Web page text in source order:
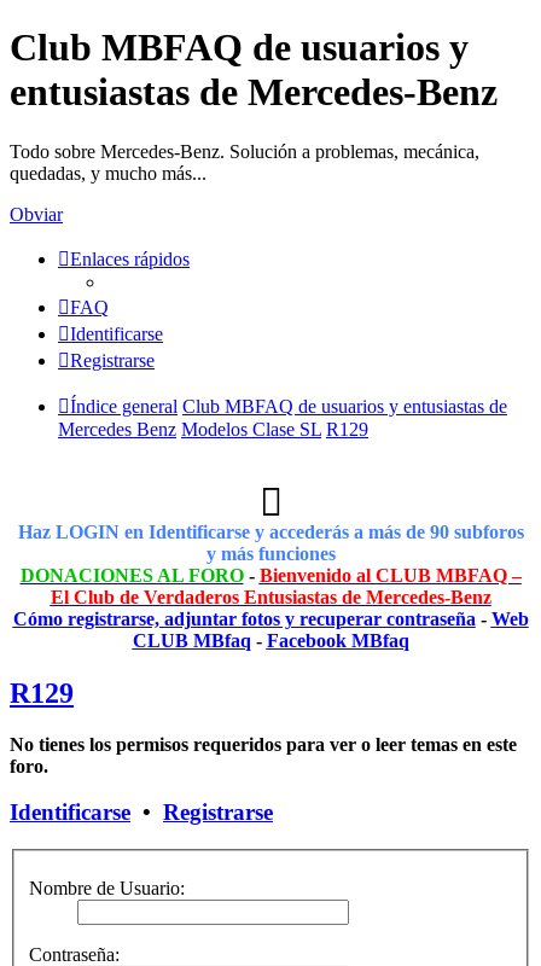
Club MBFAQ de usuarios y
entusiastas de Mercedes-Benz
Todo sobre Mercedes-Benz. Solución a problemas, mecánica,
quedadas, y mucho más...
Obviar
Enlaces rápidos
FAQ
Identificarse
Registrarse
Índice general Club MBFAQ de usuarios y entusiastas de
Mercedes Benz Modelos Clase SL R129
Haz LOGIN en Identificarse y accederás a más de 90 subforos
y más funciones
DONACIONES AL FORO- Bienvenido al CLUB MBFAQ –
El Club de Verdaderos Entusiastas de Mercedes-Benz
Cómo registrarse, adjuntar fotos y recuperar contraseña - Web
CLUB MBfaq - Facebook MBfaq
R129
No tienes los permisos requeridos para ver o leer temas en este
foro.
Identificarse • Registrarse
Nombre de Usuario:
Contraseña: